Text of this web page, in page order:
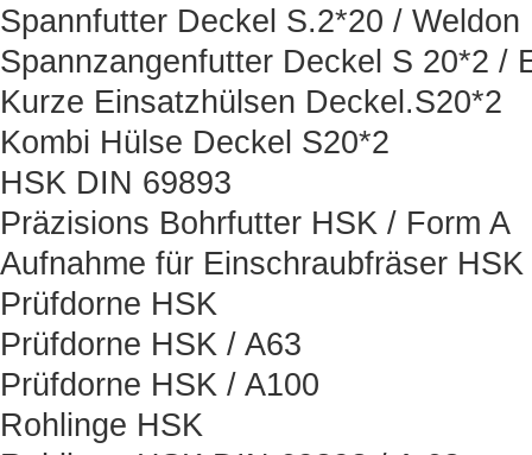
Spannfutter Deckel S.2*20 / Weldon
Spannzangenfutter Deckel S 20*2 /
Kurze Einsatzhülsen Deckel.S20*2
Kombi Hülse Deckel S20*2
HSK DIN 69893
Präzisions Bohrfutter HSK / Form A
Aufnahme für Einschraubfräser HSK
Prüfdorne HSK
Prüfdorne HSK / A63
Prüfdorne HSK / A100
Rohlinge HSK